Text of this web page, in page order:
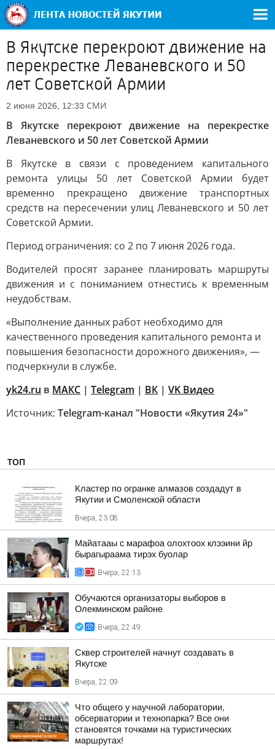
В Якутске перекроют движение на
перекрестке Леваневского и 50
лет Советской Армии
2 июня 2026, 12:33 СМИ
В Якутске перекроют движение на перекрестке
Леваневского и 50 лет Советской Армии
В Якутске в связи с проведением капитального
ремонта улицы 50 лет Советской Армии будет
временно прекращено движение транспортных
средств на пересечении улиц Леваневского и 50 лет
Советской Армии.
Период ограничения: со 2 по 7 июня 2026 года.
Водителей просят заранее планировать маршруты
движения и с пониманием отнестись к временным
неудобствам.
«Выполнение данных работ необходимо для
качественного проведения капитального ремонта и
повышения безопасности дорожного движения», —
подчеркнули в службе.
yk24.ru в MAКС | Telegram | ВК | VK Видео
Источник: Telegram-канал "Новости «Якутия 24»"
ТОП
Кластер по огранке алмазов создадут в
Якутии и Смоленской области
Вчера, 23:08
Майатааы с марафоа олохтоох клээини йр
бырагыраама тирэх буолар
Вчера, 22:13
Обучаются организаторы выборов в
Олекминском районе
Вчера, 22:49
Сквер строителей начнут создавать в
Якутске
Вчера, 22:09
Что общего у научной лаборатории,
обсерватории и технопарка? Все они
становятся точками на туристических
маршрутах!